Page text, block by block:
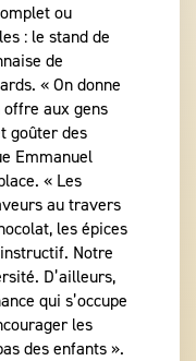
ou
: le stand de
de
« On donne
aux gens
goûter des
Emmanuel
« Les
au travers
les épices
Notre
D’ailleurs,
qui s’occupe
les
des enfants ».